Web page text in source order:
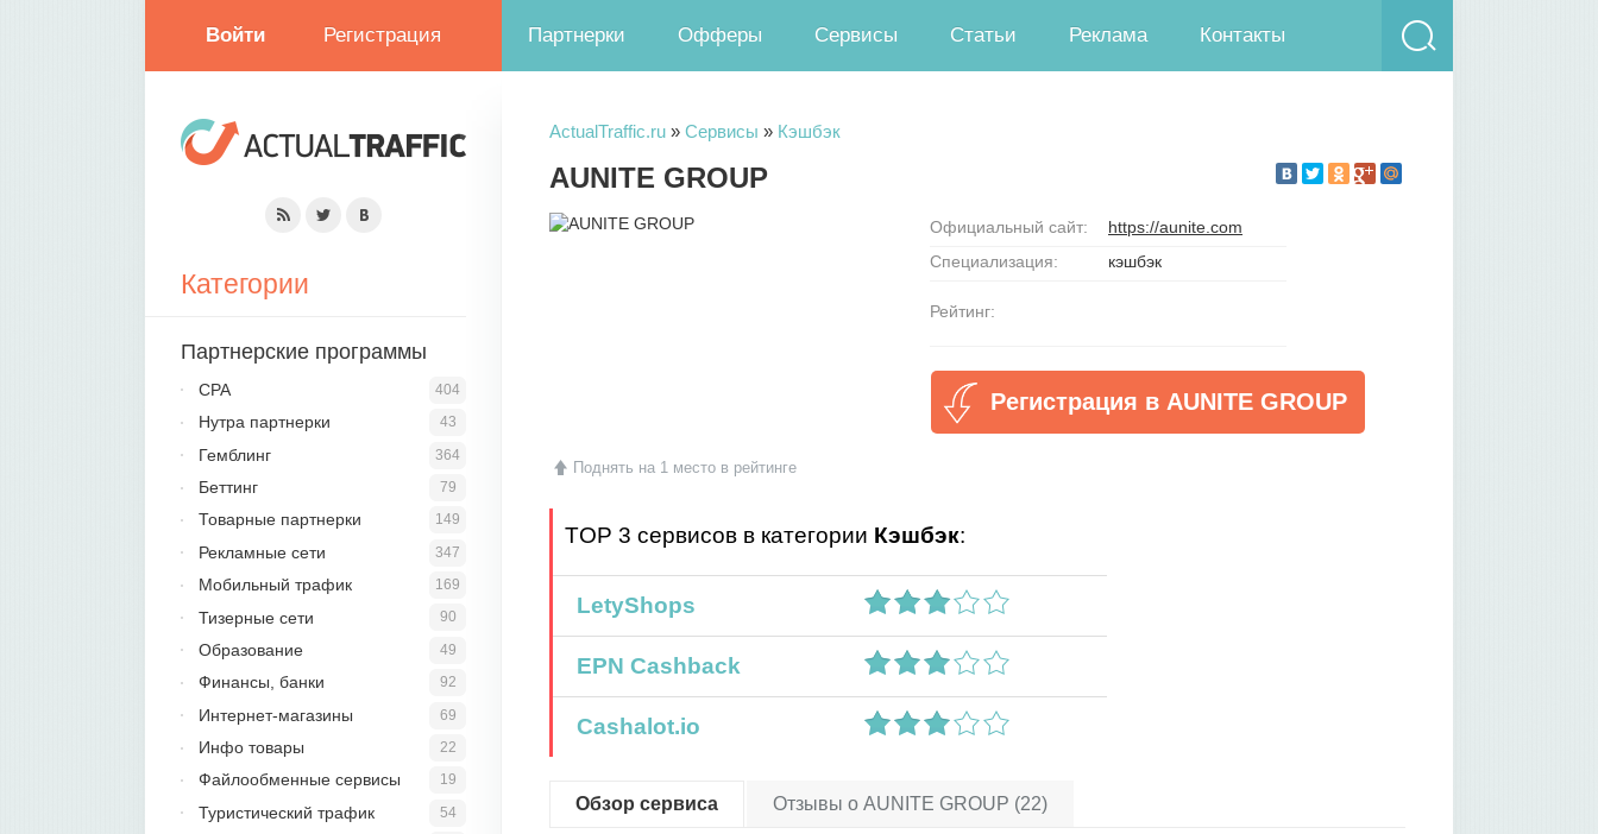
Войти Регистрация Партнерки Офферы Сервисы Статьи Реклама Контакты
ActualTraffic.ru » Сервисы » Кэшбэк
AUNITE GROUP
Поднять на 1 место в рейтинге
Официальный сайт:
https://aunite.com
Специализация:
кэшбэк
Рейтинг:
Регистрация в AUNITE GROUP
TOP 3 сервисов в категории Кэшбэк:
LetyShops
EPN Cashback
Cashalot.io
Обзор сервиса Отзывы о AUNITE GROUP (22)
Категории
Партнерские программы
404
CPA
43
Нутра партнерки
364
Гемблинг
79
Беттинг
149
Товарные партнерки
347
Рекламные сети
169
Мобильный трафик
90
Тизерные сети
49
Образование
92
Финансы, банки
69
Интернет-магазины
22
Инфо товары
19
Файлообменные сервисы
54
Туристический трафик